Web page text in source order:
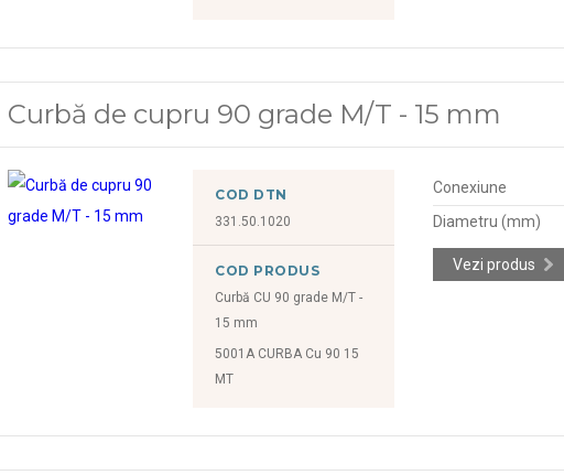
Curbă de cupru 90 grade M/T - 15 mm
COD DTN
331.50.1020
COD PRODUS
Curbă CU 90 grade M/T -
15 mm
5001A CURBA Cu 90 15
MT
Conexiune
Diametru (mm)
Vezi produs